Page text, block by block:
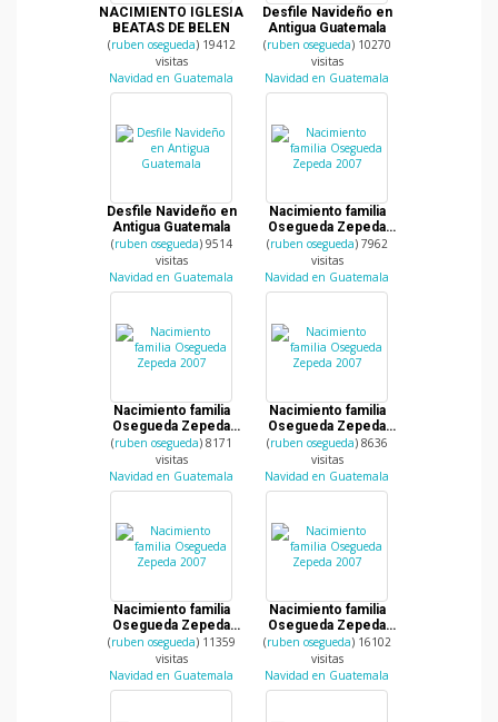
NACIMIENTO IGLESIA
BEATAS DE BELEN
(ruben osegueda) 19412
visitas
Navidad en Guatemala
Desfile Navideño en
Antigua Guatemala
(ruben osegueda) 10270
visitas
Navidad en Guatemala
Desfile Navideño en
Antigua Guatemala
(ruben osegueda) 9514
visitas
Navidad en Guatemala
Nacimiento familia
Osegueda Zepeda
2007
(ruben osegueda) 7962
visitas
Navidad en Guatemala
Nacimiento familia
Osegueda Zepeda
2007
(ruben osegueda) 8171
visitas
Navidad en Guatemala
Nacimiento familia
Osegueda Zepeda
2007
(ruben osegueda) 8636
visitas
Navidad en Guatemala
Nacimiento familia
Osegueda Zepeda
2007
(ruben osegueda) 11359
visitas
Navidad en Guatemala
Nacimiento familia
Osegueda Zepeda
2007
(ruben osegueda) 16102
visitas
Navidad en Guatemala